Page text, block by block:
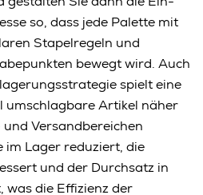
so, dass jede Palette mit
Stapelregeln und
bewegt wird. Auch
spielt eine
umschlagbare Artikel näher
Versandbereichen
im Lager reduziert, die
und der Durchsatz in
was die Effizienz der